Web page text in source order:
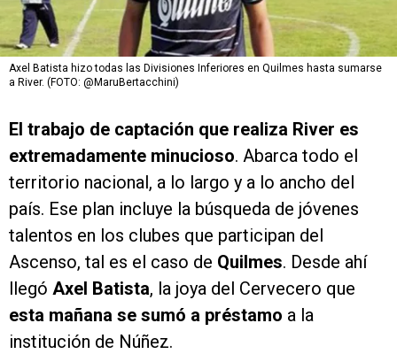
Axel Batista hizo todas las Divisiones Inferiores en Quilmes hasta sumarse
a River. (FOTO: @MaruBertacchini)
El trabajo de captación que realiza River es
extremadamente minucioso. Abarca todo el
territorio nacional, a lo largo y a lo ancho del
país. Ese plan incluye la búsqueda de jóvenes
talentos en los clubes que participan del
Ascenso, tal es el caso de Quilmes. Desde ahí
llegó Axel Batista, la joya del Cervecero que
esta mañana se sumó a préstamo a la
institución de Núñez.